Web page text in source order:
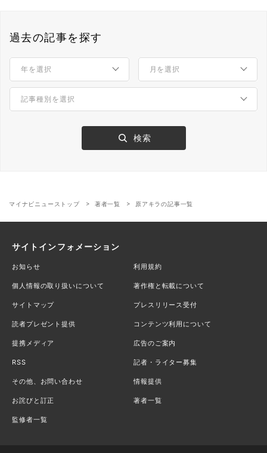
過去の記事を探す
マイナビニューストップ 著者一覧 原アキラの記事一覧
サイトインフォメーション
お知らせ 利用規約
個人情報の取り扱いについて 著作権と転載について
サイトマップ プレスリリース受付
読者プレゼント提供 コンテンツ利用について
提携メディア 広告のご案内
RSS 記者・ライター募集
その他、お問い合わせ 情報提供
お詫びと訂正 著者一覧
監修者一覧